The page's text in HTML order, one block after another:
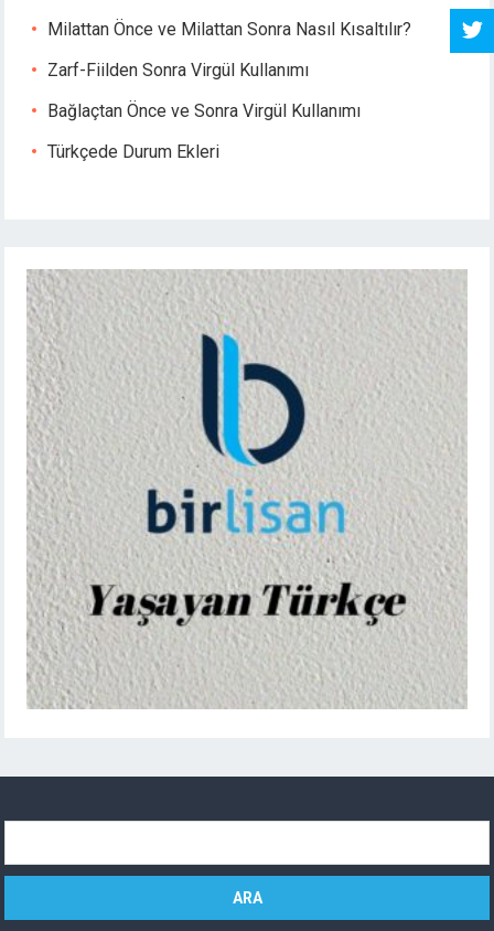
Milattan Önce ve Milattan Sonra Nasıl Kısaltılır?
Zarf-Fiilden Sonra Virgül Kullanımı
Bağlaçtan Önce ve Sonra Virgül Kullanımı
Türkçede Durum Ekleri